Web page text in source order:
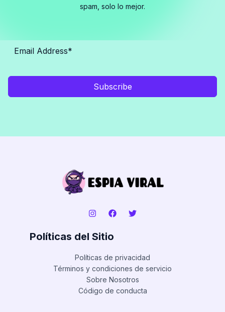
spam, solo lo mejor.
Subscribe
Políticas del Sitio
Políticas de privacidad
Términos y condiciones de servicio
Sobre Nosotros
Código de conducta